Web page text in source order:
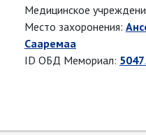
Медицинское
Место захоронения:
Сааремаа
ID ОБД Мемориал: